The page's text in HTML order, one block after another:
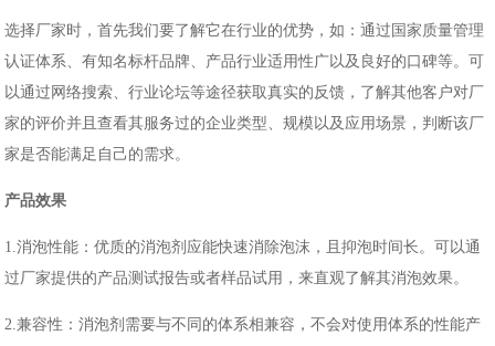
选择厂家时，首先我们要了解它在行业的优势，如：通过国家质量管理
认证体系、有知名标杆品牌、 产品行业适用性广以及良好的口碑等。可
以通过网络搜索、行业论坛等途径获取真实的反馈 ， 了解其他客户对厂
家的评价并且查看其服务过的企业类型、规模以及应用场景，判断该厂
家是否能满足自己的需求。
产品效果
1.消泡性能：优质的消泡剂应能快速消除泡沫，且抑泡时间长。可以通
过厂家提供的产品测试报告或者样品试用，来直观了解其消泡效果。
2.兼容性：消泡剂需要与不同的体系相兼容，不会对使用体系的性能产